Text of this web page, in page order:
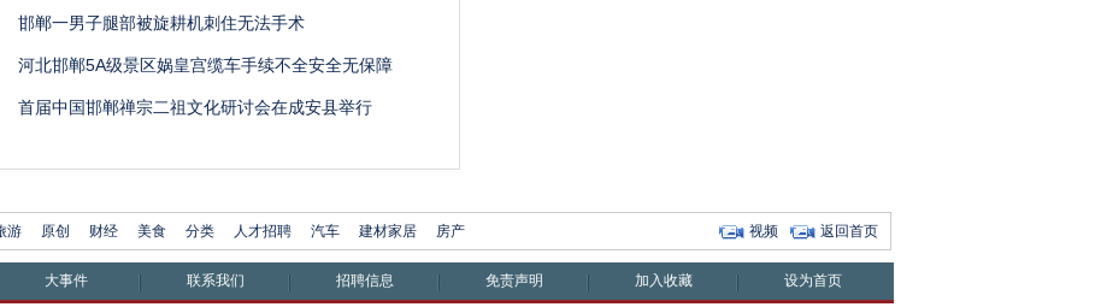
邯郸一男子腿部被旋耕机刺住无法手术
河北邯郸5A级景区娲皇宫缆车手续不全安全无保障
首届中国邯郸禅宗二祖文化研讨会在成安县举行
游 原创 财经 美食 分类 人才招聘 汽车 建材家居 房产 返回首页
视频
大事件 联系我们 招聘信息 免责声明 加入收藏 设为首页